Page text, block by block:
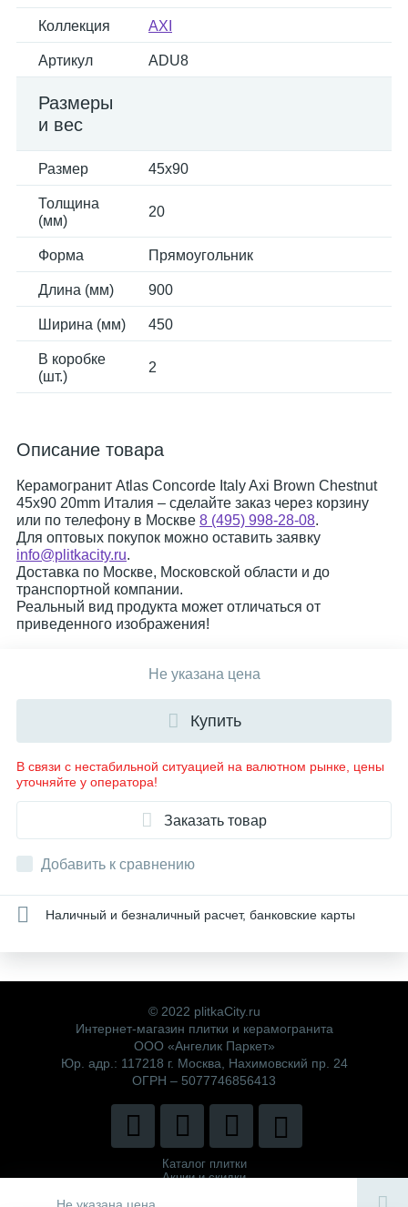
Коллекция AXI
Артикул ADU8
Размеры
и вес
Размер 45x90
Толщина
(мм)
20
Форма Прямоугольник
Длина (мм) 900
Ширина (мм) 450
В коробке
(шт.)
2
Описание товара
Керамогранит Atlas Concorde Italy Axi Brown Chestnut
45x90 20mm Италия – сделайте заказ через корзину
или по телефону в Москве 8 (495) 998-28-08.
Для оптовых покупок можно оставить заявку
info@plitkacity.ru.
Доставка по Москве, Московской области и до
транспортной компании.
Реальный вид продукта может отличаться от
приведенного изображения!
Не указана цена
Не указана цена
Купить
В связи с нестабильной ситуацией на валютном рынке, цены
уточняйте у оператора!
Заказать товар
Добавить к сравнению
Наличный и безналичный расчет, банковские карты
© 2022 plitkaCity.ru
Интернет-магазин плитки и керамогранита
ООО «Ангелик Паркет»
Юр. адр.: 117218 г. Москва, Нахимовский пр. 24
ОГРН – 5077746856413
Каталог плитки
Акции и скидки